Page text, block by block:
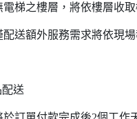
梯之樓層，將依樓層收取
送額外服務需求將依現場
送